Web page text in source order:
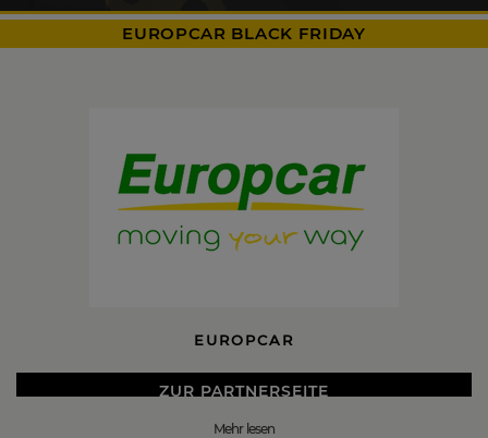
EUROPCAR BLACK FRIDAY
EUROPCAR
ZUR PARTNERSEITE
Mehr lesen